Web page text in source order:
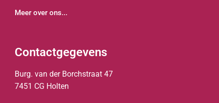
Meer over ons...
Contactgegevens
Burg. van der Borchstraat 47
7451 CG Holten